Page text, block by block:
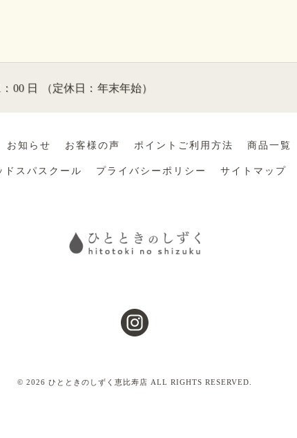
00 日 （定休日：年末年始）
お知らせ お客様の声 ポイントご利用方法 商品一覧
ドスパスクール プライバシーポリシー サイトマップ
© 2026 ひとときのしずく恵比寿店 ALL RIGHTS RESERVED.